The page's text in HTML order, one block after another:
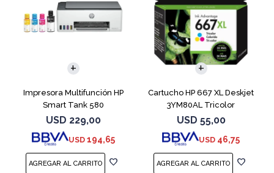
Impresora Multifunción HP
Smart Tank 580
USD 229,00
USD 194,65
Cartucho HP 667 XL Deskjet
3YM80AL Tricolor
USD 55,00
USD 46,75